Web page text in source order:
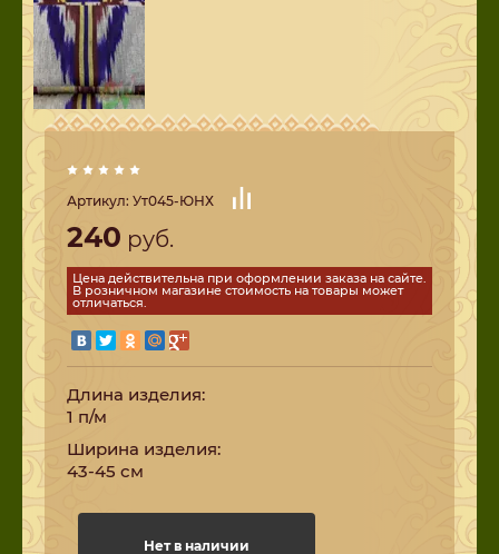
Артикул: Ут045-ЮНХ
240 руб.
Цена действительна при оформлении заказа на сайте.
В розничном магазине стоимость на товары может
отличаться.
Длина изделия:
1 п/м
Ширина изделия:
43-45 см
Нет в наличии